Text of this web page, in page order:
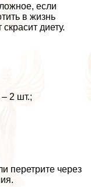
если
в жизнь
диету.
2 шт.;
перетрите через